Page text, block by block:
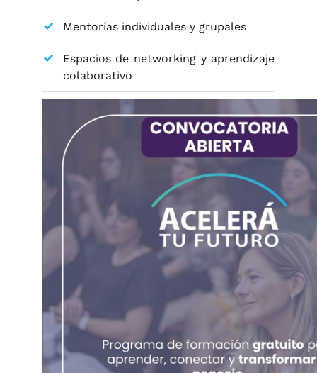
Mentorías individuales y grupales
Espacios de networking y aprendizaje
colaborativo